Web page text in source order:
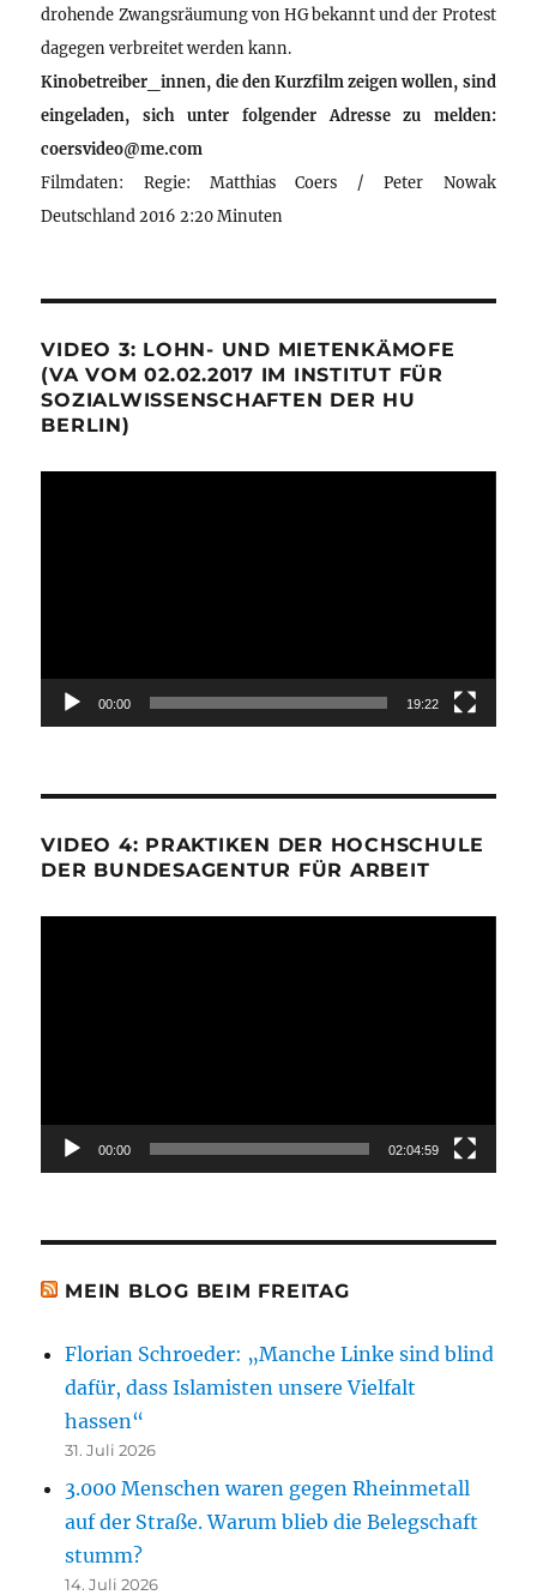
drohende Zwangsräumung von HG bekannt und der Protest
dagegen verbreitet werden kann.
Kinobetreiber_innen, die den Kurzfilm zeigen wollen, sind
eingeladen, sich unter folgender Adresse zu melden:
coersvideo@me.com
Filmdaten: Regie: Matthias Coers / Peter Nowak
Deutschland 2016 2:20 Minuten
VIDEO 3: LOHN- UND MIETENKÄMOFE
(VA VOM 02.02.2017 IM INSTITUT FÜR
SOZIALWISSENSCHAFTEN DER HU
BERLIN)
00:00 19:22
VIDEO 4: PRAKTIKEN DER HOCHSCHULE
DER BUNDESAGENTUR FÜR ARBEIT
00:00 02:04:59
MEIN BLOG BEIM FREITAG
Florian Schroeder: „Manche Linke sind blind
dafür, dass Islamisten unsere Vielfalt
hassen“
31. Juli 2026
3.000 Menschen waren gegen Rheinmetall
auf der Straße. Warum blieb die Belegschaft
stumm?
14. Juli 2026